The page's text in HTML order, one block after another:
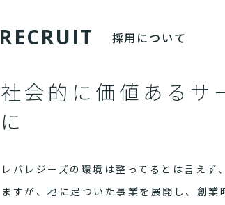
RECRUIT 採用について
社会的に価値あるサ
に
レバレジーズの環境は整ってるとは言えず
ますが、地に足ついた事業を展開し、創業